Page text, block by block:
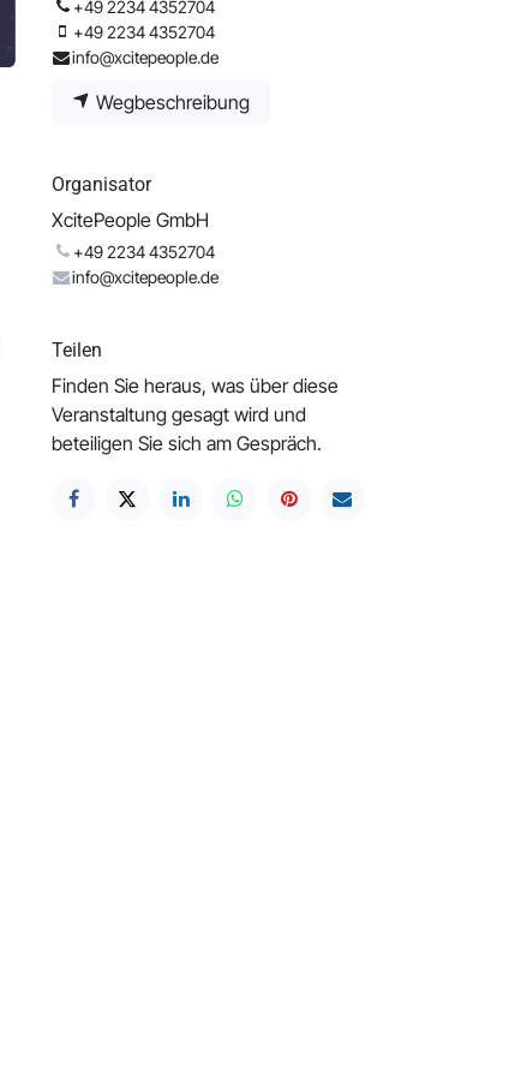
+49 2234 4352704
+49 2234 4352704
info@xcitepeople.de
Wegbeschreibung
Organisator
XcitePeople GmbH
+49 2234 4352704
info@xcitepeople.de
Teilen
Finden Sie heraus, was über diese
Veranstaltung gesagt wird und
beteiligen Sie sich am Gespräch.